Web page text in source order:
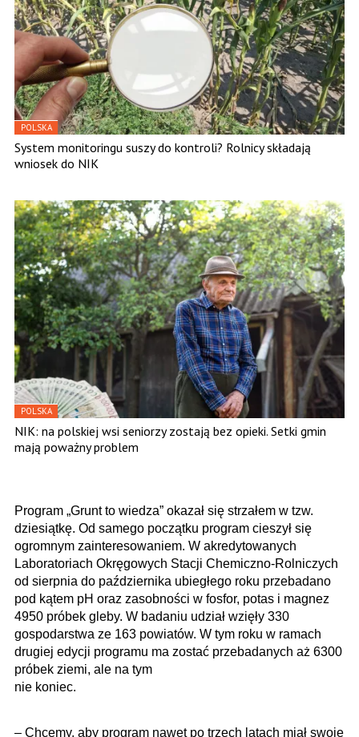
POLSKA
System monitoringu suszy do kontroli? Rolnicy składają
wniosek do NIK
POLSKA
NIK: na polskiej wsi seniorzy zostają bez opieki. Setki gmin
mają poważny problem
Program „Grunt to wiedza” okazał się strzałem w tzw.
dziesiątkę. Od samego początku program cieszył się
ogromnym zainteresowaniem. W akredytowanych
Laboratoriach Okręgowych Stacji Chemiczno-Rolniczych
od sierpnia do października ubiegłego roku przebadano
pod kątem pH oraz zasobności w fosfor, potas i magnez
4950 próbek gleby. W badaniu udział wzięły 330
gospodarstwa ze 163 powiatów. W tym roku w ramach
drugiej edycji programu ma zostać przebadanych aż 6300
próbek ziemi, ale na tym
nie koniec.
– Chcemy, aby program nawet po trzech latach miał swoje